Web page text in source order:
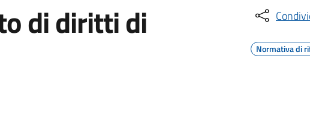
di diritti di
Normativa di